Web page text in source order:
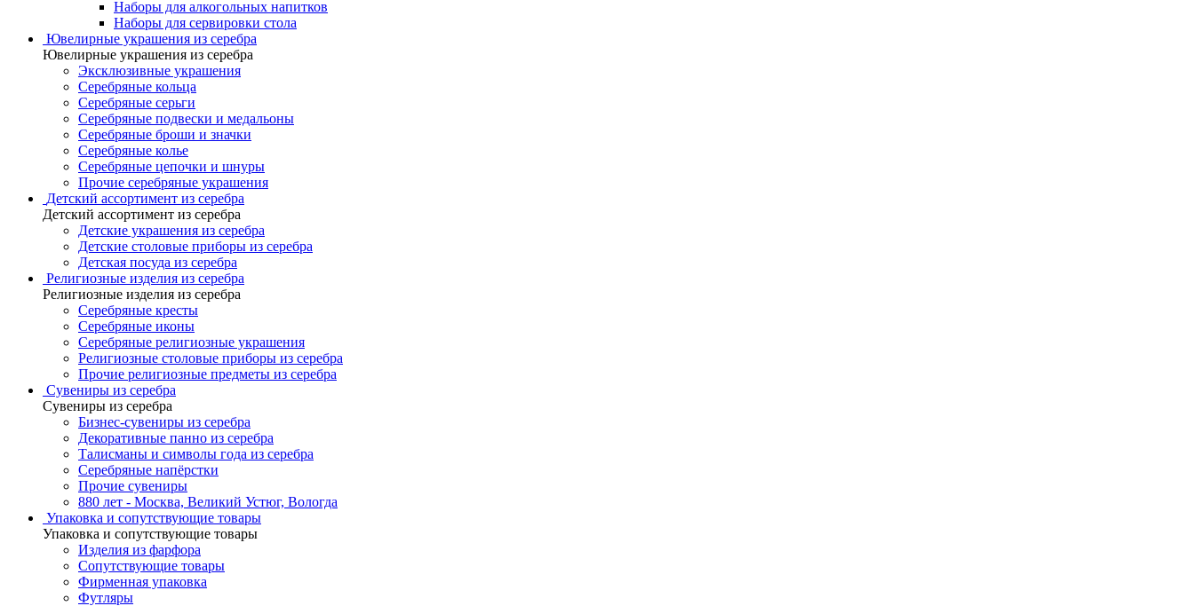
Наборы для алкогольных напитков
Наборы для сервировки стола
Ювелирные украшения из серебра
Ювелирные украшения из серебра
Эксклюзивные украшения
Серебряные кольца
Серебряные серьги
Серебряные подвески и медальоны
Серебряные броши и значки
Серебряные колье
Серебряные цепочки и шнуры
Прочие серебряные украшения
Детский ассортимент из серебра
Детский ассортимент из серебра
Детские украшения из серебра
Детские столовые приборы из серебра
Детская посуда из серебра
Религиозные изделия из серебра
Религиозные изделия из серебра
Серебряные кресты
Серебряные иконы
Серебряные религиозные украшения
Религиозные столовые приборы из серебра
Прочие религиозные предметы из серебра
Сувениры из серебра
Сувениры из серебра
Бизнес-сувениры из серебра
Декоративные панно из серебра
Талисманы и символы года из серебра
Серебряные напёрстки
Прочие сувениры
880 лет - Москва, Великий Устюг, Вологда
Упаковка и сопутствующие товары
Упаковка и сопутствующие товары
Изделия из фарфора
Сопутствующие товары
Фирменная упаковка
Футляры